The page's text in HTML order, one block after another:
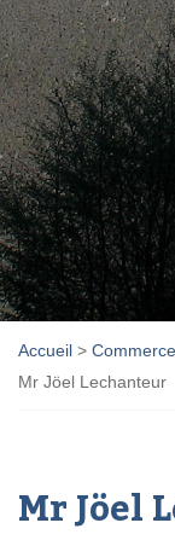
Accueil >
Mr Jöel Lechanteur
Mr Jöel